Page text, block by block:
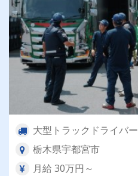
大型トラックドライバー
栃木県宇都宮市
月給 30万円～